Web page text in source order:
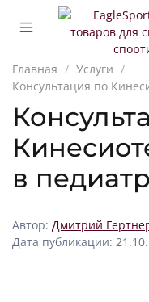
Главная
Услуги
Консультация по
в
Автор: Дмитрий
Дата публикации: